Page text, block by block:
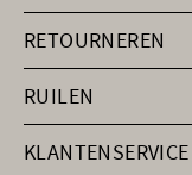
RETOURNEREN
RUILEN